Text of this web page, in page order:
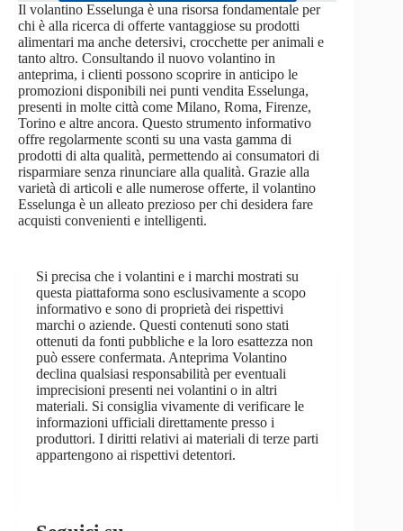
Il volantino Esselunga è una risorsa fondamentale per
chi è alla ricerca di offerte vantaggiose su prodotti
alimentari ma anche detersivi, crocchette per animali e
tanto altro. Consultando il nuovo volantino in
anteprima, i clienti possono scoprire in anticipo le
promozioni disponibili nei punti vendita Esselunga,
presenti in molte città come Milano, Roma, Firenze,
Torino e altre ancora. Questo strumento informativo
offre regolarmente sconti su una vasta gamma di
prodotti di alta qualità, permettendo ai consumatori di
risparmiare senza rinunciare alla qualità. Grazie alla
varietà di articoli e alle numerose offerte, il volantino
Esselunga è un alleato prezioso per chi desidera fare
acquisti convenienti e intelligenti.
Si precisa che i volantini e i marchi mostrati su
questa piattaforma sono esclusivamente a scopo
informativo e sono di proprietà dei rispettivi
marchi o aziende. Questi contenuti sono stati
ottenuti da fonti pubbliche e la loro esattezza non
può essere confermata. Anteprima Volantino
declina qualsiasi responsabilità per eventuali
imprecisioni presenti nei volantini o in altri
materiali. Si consiglia vivamente di verificare le
informazioni ufficiali direttamente presso i
produttori. I diritti relativi ai materiali di terze parti
appartengono ai rispettivi detentori.